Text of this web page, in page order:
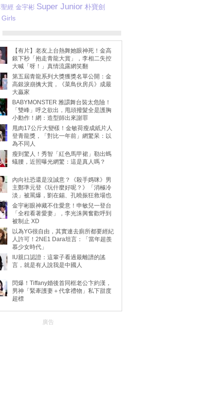
經 金宇彬 Super Junior 朴寶劍
【有片】老友上台熱舞她眼神死！金高
銀下秒「抱走青龍大賞」，李相二失控
大喊「呀！」真情流露網笑翻
第五屆青龍系列大獎獲獎名單公開：金
高銀淚崩擒大賞，《菜鳥伙房兵》成最
大贏家
BABYMONSTER 雅譞舞台裝太危險！
「雙峰」呼之欲出，甩頭撥髮全是護胸
小動作！網：造型師出來謝罪
甩肉17公斤大變樣！金敏荷瘦成紙片人
登青龍獎，「對比一年前」網驚呆：以
為不同人
瘦到驚人！秀智「紅色馬甲裙」勒出螞
蟻腰，近照曝光網驚：這是真人嗎？
內向社恐還是沒誠意？《殺手媽咪》男
主鄭準元登《玩什麼好呢？》「消極冷
淡」被罵爆，劉在錫、孔曉振狂救場也
動
金宇彬眼神藏不住愛意！申敏兒一登台
「全程看著愛妻」，李光洙興奮歡呼到
被制止 XD
以為YG很自由，其實連去廁所都要經紀
人許可！2NE1 Dara坦言：「當年超羨
慕少女時代」
IU親口認證：這輩子看過最離譜的謠
言，就是有人說我是中國人
閃爆！Tiffany婚後首同框老公卞約漢，
男神「緊牽護妻＋代拿禮物」私下甜度
超標
廣告